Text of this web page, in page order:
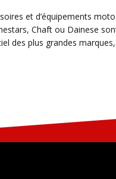
et d’équipements
Chaft ou Dainese
des plus grandes